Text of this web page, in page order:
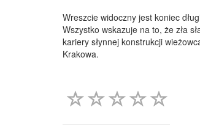
Wreszcie widoczny jest koniec
Wszystko wskazuje na to, że zła
kariery słynnej konstrukcji
Krakowa.